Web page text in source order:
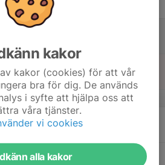
v.21
kakor
kakor (cookies) för att vår
bra för dig. De används
i syfte att hjälpa oss att
våra tjänster.
vi cookies
alla kakor